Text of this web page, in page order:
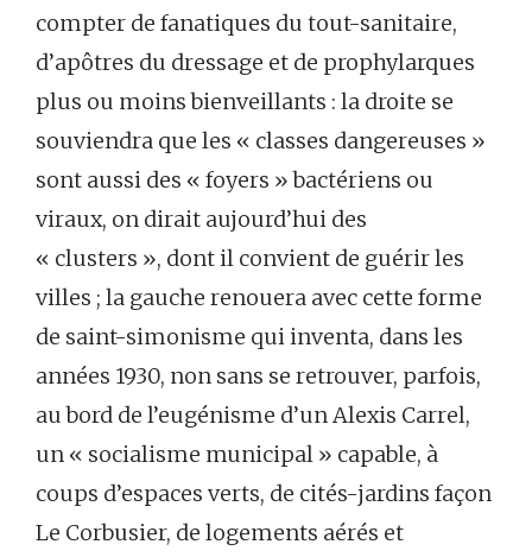
compter de fanatiques du tout-sanitaire,
d’apôtres du dressage et de prophylarques
plus ou moins bienveillants : la droite se
souviendra que les « classes dangereuses »
sont aussi des « foyers » bactériens ou
viraux, on dirait aujourd’hui des
« clusters », dont il convient de guérir les
villes ; la gauche renouera avec cette forme
de saint-simonisme qui inventa, dans les
années 1930, non sans se retrouver, parfois,
au bord de l’eugénisme d’un Alexis Carrel,
un « socialisme municipal » capable, à
coups d’espaces verts, de cités-jardins façon
Le Corbusier, de logements aérés et